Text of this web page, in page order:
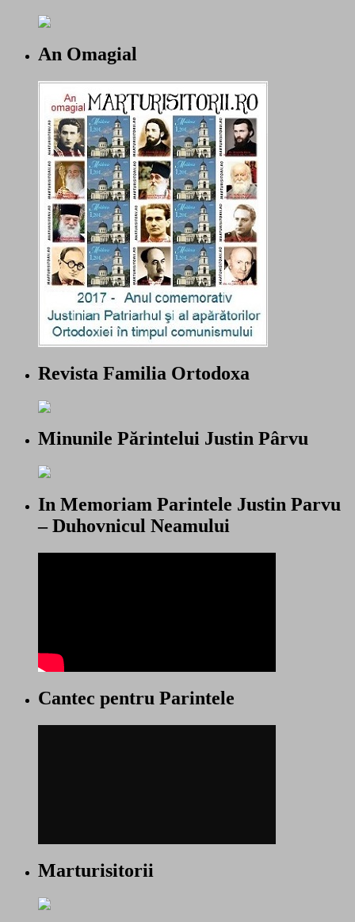
An Omagial
Revista Familia Ortodoxa
Minunile Părintelui Justin Pârvu
In Memoriam Parintele Justin Parvu
– Duhovnicul Neamului
Cantec pentru Parintele
Marturisitorii